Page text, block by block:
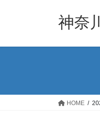
神奈
HOME